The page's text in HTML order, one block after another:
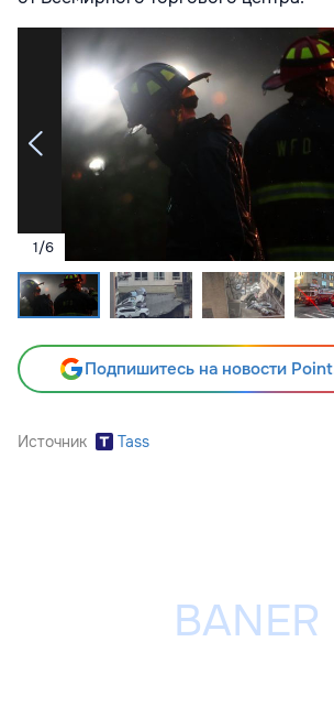
1/6
Подпишитесь на новости
Источник Tass